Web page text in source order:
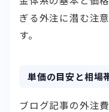
ぎる外注に潜む注
す。
単価の目安と相場
ブログ記事の外注